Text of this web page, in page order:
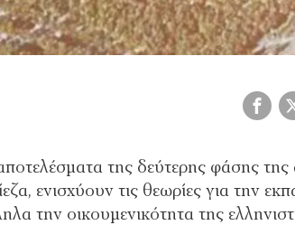
της δεύτερης φάσης
ενισχύουν τις θεωρίες για την
την οικουμενικότητα της